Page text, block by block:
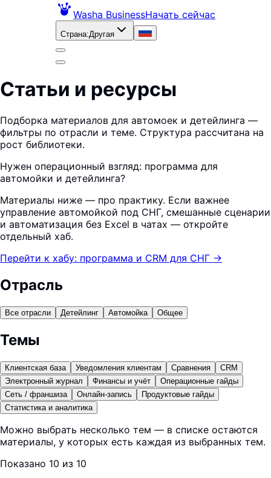
Washa BusinessНачать сейчас
Страна:Другая
Статьи и ресурсы
Подборка материалов для автомоек и детейлинга —
фильтры по отрасли и теме. Структура рассчитана на
рост библиотеки.
Нужен операционный взгляд: программа для
автомойки и детейлинга?
Материалы ниже — про практику. Если важнее
управление автомойкой под СНГ, смешанные сценарии
и автоматизация без Excel в чатах — откройте
отдельный хаб.
Перейти к хабу: программа и CRM для СНГ →
Отрасль
Все отрасли Детейлинг Автомойка Общее
Темы
Клиентская база Уведомления клиентам Сравнения
CRM
Электронный журнал
Финансы и учёт
Операционные гайды
Сеть / франшиза
Онлайн-запись
Продуктовые гайды
Статистика и аналитика
Можно выбрать несколько тем — в списке остаются
материалы, у которых есть каждая из выбранных тем.
Показано 10 из 10